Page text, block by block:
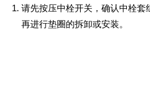
请先按压中栓开关，确认中栓套
再进行垫圈的拆卸或安装。